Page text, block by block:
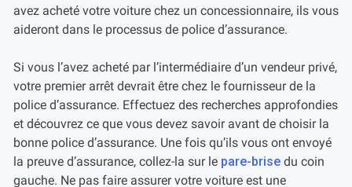
avez acheté votre voiture chez un concessionnaire, ils vous
aideront dans le processus de police d’assurance.
Si vous l’avez acheté par l’intermédiaire d’un vendeur privé,
votre premier arrêt devrait être chez le fournisseur de la
police d’assurance. Effectuez des recherches approfondies
et découvrez ce que vous devez savoir avant de choisir la
bonne police d’assurance. Une fois qu’ils vous ont envoyé
la preuve d’assurance, collez-la sur le pare-brise du coin
gauche. Ne pas faire assurer votre voiture est une